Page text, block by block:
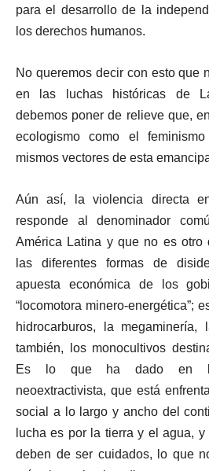
para el desarrollo de la
los derechos humanos.
No queremos decir con esto que
en las luchas históricas de
debemos poner de relieve que,
ecologismo como el
mismos vectores de esta
Aún así, la violencia directa
responde al denominador
América Latina y que no es otro
las diferentes formas de
apuesta económica de los
“locomotora minero-energética”;
hidrocarburos, la megaminería,
también, los monocultivos
Es lo que ha dado en
neoextractivista, que está
social a lo largo y ancho del
lucha es por la tierra y el agua,
deben de ser cuidados, lo que